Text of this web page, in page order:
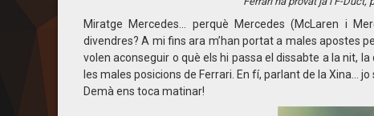
Miratge Mercedes… perquè Mercedes (McLaren i
divendres? A mi fins ara m’han portat a males apostes
volen aconseguir o què els hi passa el dissabte a la nit,
les males posicions de Ferrari. En fí, parlant de la Xina…
Demà ens toca matinar!